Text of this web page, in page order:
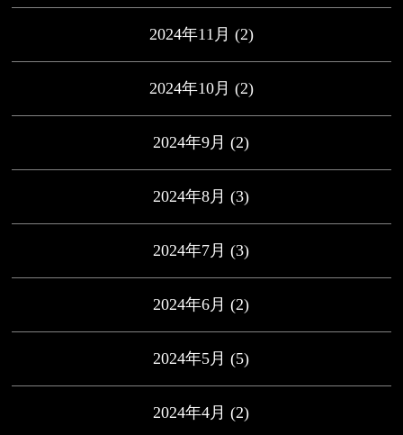
2024年11月 (2)
2024年10月 (2)
2024年9月 (2)
2024年8月 (3)
2024年7月 (3)
2024年6月 (2)
2024年5月 (5)
2024年4月 (2)